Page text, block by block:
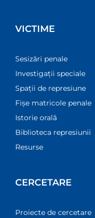
VICTIME
Sesizări penale
Investigații speciale
Spații de represiune
Fișe matricole penale
Istorie orală
Biblioteca represiunii
Resurse
CERCETARE
Proiecte de cercetare